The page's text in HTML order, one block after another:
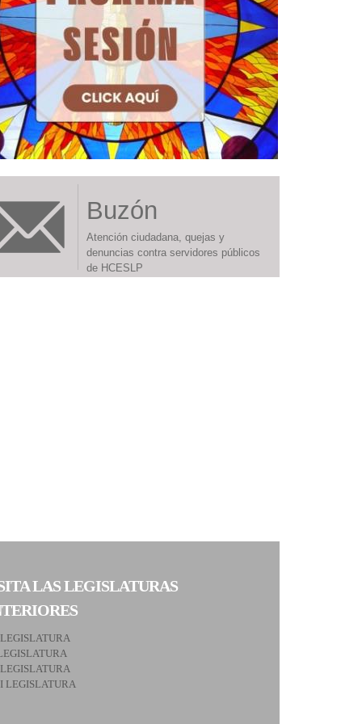
Buzón
Atención ciudadana, quejas y
denuncias contra servidores públicos
de HCESLP
LAS LEGISLATURAS
LEGISLATURA